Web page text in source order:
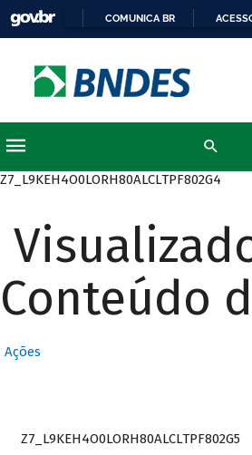
COMUNICA BR
Z7_L9KEH4O0LORH80ALCLTPF802G4
Conteúdo
Ações
Z7_L9KEH4O0LORH80ALCLTPF802G5